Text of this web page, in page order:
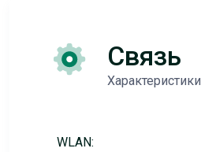
Связь
Характеристики
WLAN: